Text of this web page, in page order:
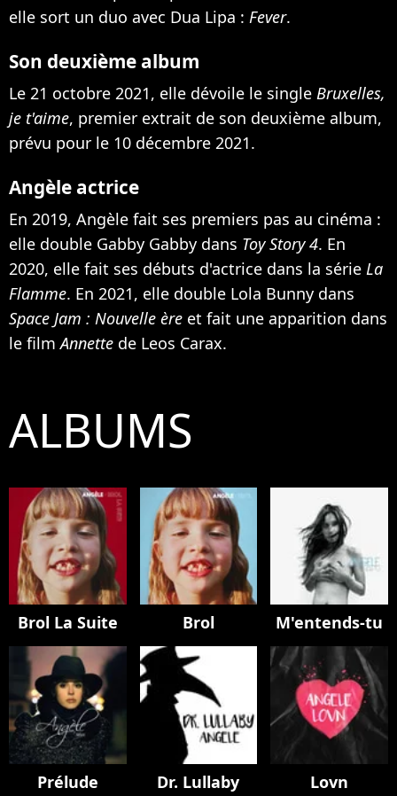
elle sort un duo avec Dua Lipa : Fever.
Son deuxième album
Le 21 octobre 2021, elle dévoile le single Bruxelles,
je t'aime, premier extrait de son deuxième album,
prévu pour le 10 décembre 2021.
Angèle actrice
En 2019, Angèle fait ses premiers pas au cinéma :
elle double Gabby Gabby dans Toy Story 4. En
2020, elle fait ses débuts d'actrice dans la série La
Flamme. En 2021, elle double Lola Bunny dans
Space Jam : Nouvelle ère et fait une apparition dans
le filmAnnette de Leos Carax.
ALBUMS
Brol La Suite Brol M'entends-tu
Prélude Dr. Lullaby Lovn